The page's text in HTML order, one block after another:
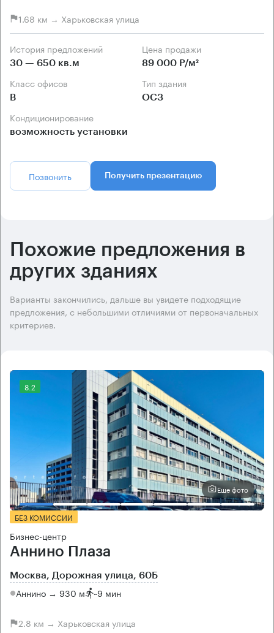
1.68 км → Харьковская улица
История предложений
30 — 650 кв.м
Цена продажи
89 000 Р/м²
Класс офисов
B
Тип здания
ОСЗ
Кондиционирование
возможность установки
Позвонить Получить презентацию
Похожие предложения в
других зданиях
Варианты закончились, дальше вы увидете подходящие
предложения, с небольшими отличиями от первоначальных
критериев.
8.2
Еще фото
БЕЗ КОМИССИИ
Бизнес-центр
Аннино Плаза
Москва, Дорожная улица, 60Б
Аннино → 930 м ~9 мин
2.8 км → Харьковская улица